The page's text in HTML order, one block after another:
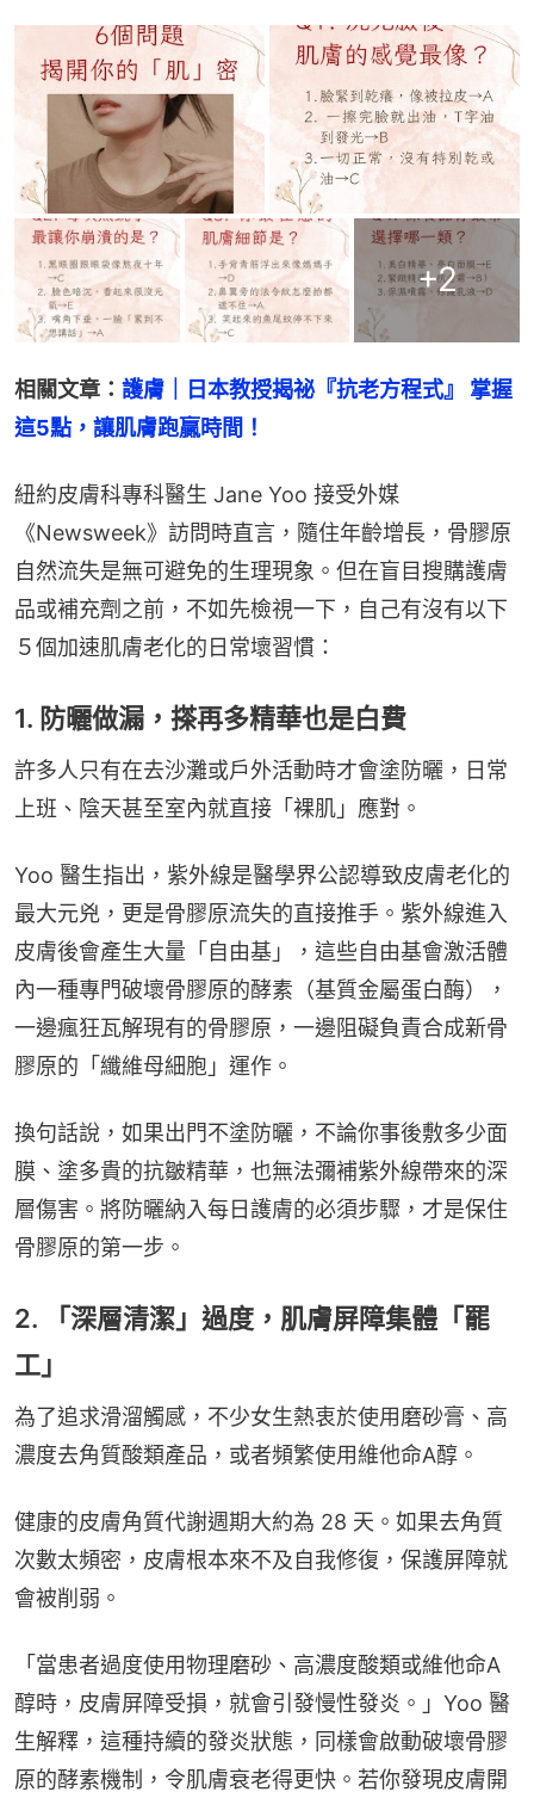
+2
相關文章： 護膚｜日本教授揭祕『抗老方程式』 掌握
這5點，讓肌膚跑贏時間！
紐約皮膚科專科醫生 Jane Yoo 接受外媒
《Newsweek》訪問時直言，隨住年齡增長，骨膠原
自然流失是無可避免的生理現象。但在盲目搜購護膚
品或補充劑之前，不如先檢視一下，自己有沒有以下
５個加速肌膚老化的日常壞習慣：
1. 防曬做漏，搽再多精華也是白費
許多人只有在去沙灘或戶外活動時才會塗防曬，日常
上班、陰天甚至室內就直接「裸肌」應對。
Yoo 醫生指出，紫外線是醫學界公認導致皮膚老化的
最大元兇，更是骨膠原流失的直接推手。紫外線進入
皮膚後會產生大量「自由基」，這些自由基會激活體
內一種專門破壞骨膠原的酵素（基質金屬蛋白酶），
一邊瘋狂瓦解現有的骨膠原，一邊阻礙負責合成新骨
膠原的「纖維母細胞」運作。
換句話說，如果出門不塗防曬，不論你事後敷多少面
膜、塗多貴的抗皺精華，也無法彌補紫外線帶來的深
層傷害。將防曬納入每日護膚的必須步驟，才是保住
骨膠原的第一步。
2. 「深層清潔」過度，肌膚屏障集體「罷
工」
為了追求滑溜觸感，不少女生熱衷於使用磨砂膏、高
濃度去角質酸類產品，或者頻繁使用維他命A醇。
健康的皮膚角質代謝週期大約為 28 天。如果去角質
次數太頻密，皮膚根本來不及自我修復，保護屏障就
會被削弱。
「當患者過度使用物理磨砂、高濃度酸類或維他命A
醇時，皮膚屏障受損，就會引發慢性發炎。」Yoo 醫
生解釋，這種持續的發炎狀態，同樣會啟動破壞骨膠
原的酵素機制，令肌膚衰老得更快。若你發現皮膚開